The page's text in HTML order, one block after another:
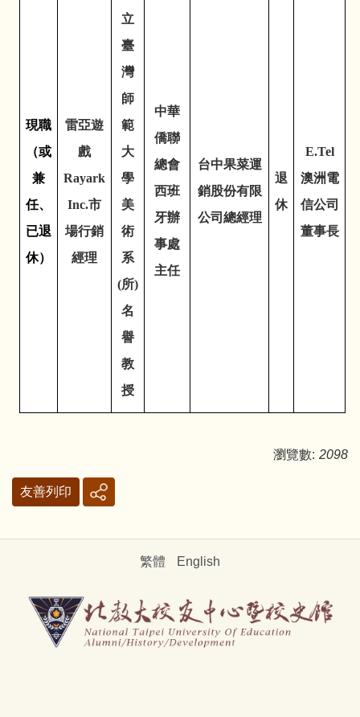
現職
（或
兼
任、
已退
休）
雷亞遊
戲
Rayark
Inc.市
場行銷
經理
立
臺
灣
師
範
大
學
美
術
系
(所)
名
譽
教
授
中華
僑聯
總會
西班
牙辦
事處
主任
台中果菜運
銷股份有限
公司總經理
退
休
E.Tel
澳洲電
信公司
董事長
瀏覽數: 2098
友善列印
繁體 English